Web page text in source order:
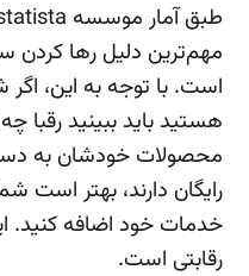
مهم‌ترین دلیل رها کردن
است. با توجه به این،
هستید باید ببینید رقبا
محصولات خودشان به دست
رایگان دارند، بهتر است
خدمات خود اضافه کنید.
رقابتی است.